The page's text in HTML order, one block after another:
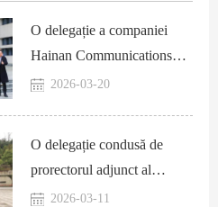
O delegație a companiei
Hainan Communications
Investment Group a vizitat
discuții
2026-03-20
O delegație condusă de
prorectorul adjunct al
Universității Brock din
2026-03-11